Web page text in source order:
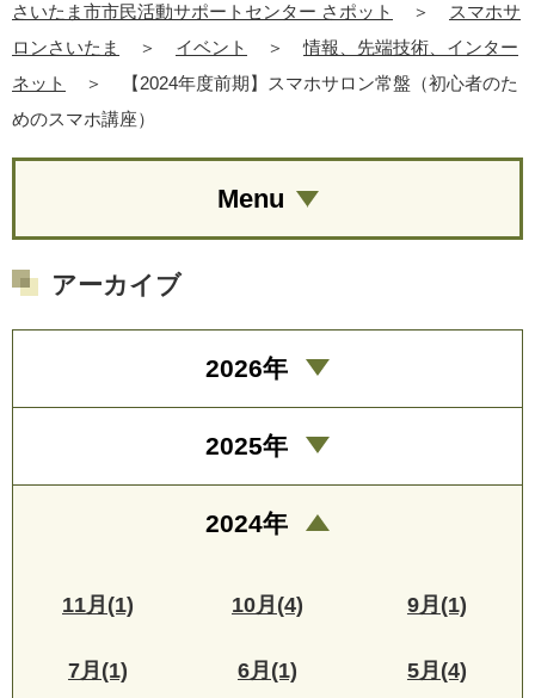
さいたま市市民活動サポートセンター さポット ＞
スマホサ
ロンさいたま
＞ イベント ＞
情報、先端技術、インター
ネット
＞
【2024年度前期】スマホサロン常盤（初心者のた
めのスマホ講座）
Menu
アーカイブ
2026年
2025年
2024年
11月(1) 10月(4) 9月(1)
7月(1) 6月(1) 5月(4)